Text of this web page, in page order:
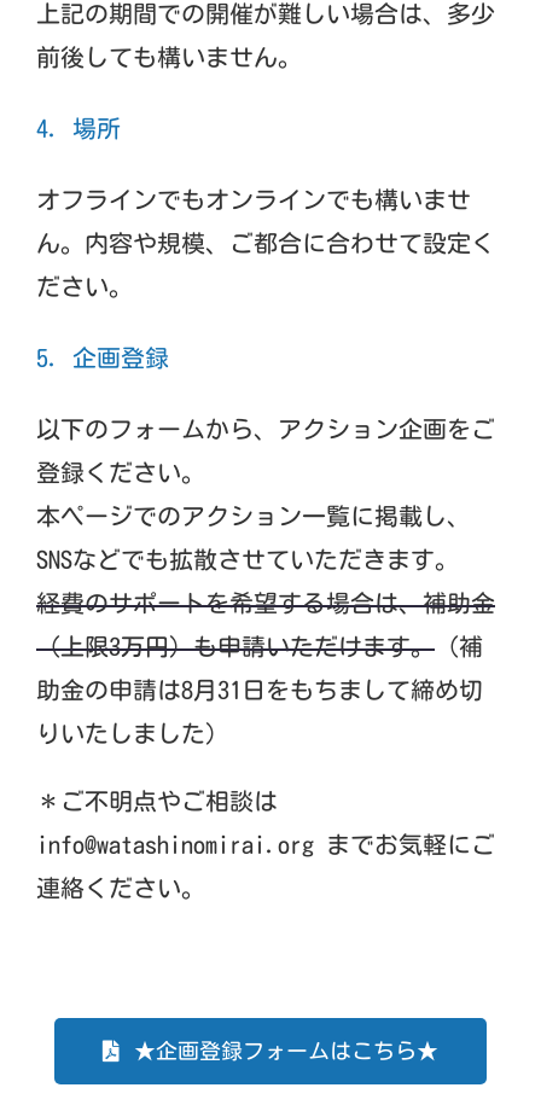
上記の期間での開催が難しい場合は、多少
前後しても構いません。
4. 場所
オフラインでもオンラインでも構いませ
ん。内容や規模、ご都合に合わせて設定く
ださい。
5. 企画登録
以下のフォームから、アクション企画をご
登録ください。
本ページでのアクション一覧に掲載し、
SNSなどでも拡散させていただきます。
経費のサポートを希望する場合は、補助金
（上限3万円）も申請いただけます。（補
助金の申請は8月31日をもちまして締め切
りいたしました）
＊ご不明点やご相談は
info@watashinomirai.orgまでお気軽にご
連絡ください。
★企画登録フォームはこちら★